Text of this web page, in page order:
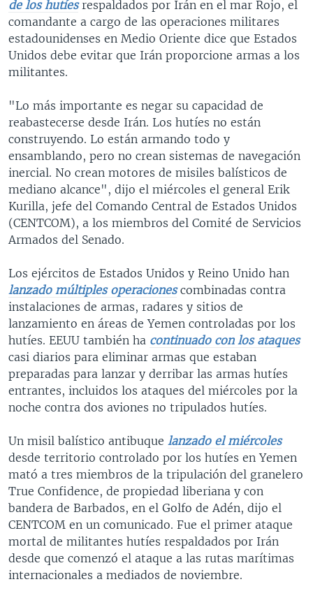
de los hutíesrespaldados por Irán en el mar Rojo, el
comandante a cargo de las operaciones militares
estadounidenses en Medio Oriente dice que Estados
Unidos debe evitar que Irán proporcione armas a los
militantes.
"Lo más importante es negar su capacidad de
reabastecerse desde Irán. Los hutíes no están
construyendo. Lo están armando todo y
ensamblando, pero no crean sistemas de navegación
inercial. No crean motores de misiles balísticos de
mediano alcance", dijo el miércoles el general Erik
Kurilla, jefe del Comando Central de Estados Unidos
(CENTCOM), a los miembros del Comité de Servicios
Armados del Senado.
Los ejércitos de Estados Unidos y Reino Unido han
lanzado múltiples operacionescombinadas contra
instalaciones de armas, radares y sitios de
lanzamiento en áreas de Yemen controladas por los
hutíes. EEUU también ha continuado con los ataques
casi diarios para eliminar armas que estaban
preparadas para lanzar y derribar las armas hutíes
entrantes, incluidos los ataques del miércoles por la
noche contra dos aviones no tripulados hutíes.
Un misil balístico antibuque lanzado el miércoles
desde territorio controlado por los hutíes en Yemen
mató a tres miembros de la tripulación del granelero
True Confidence, de propiedad liberiana y con
bandera de Barbados, en el Golfo de Adén, dijo el
CENTCOM en un comunicado. Fue el primer ataque
mortal de militantes hutíes respaldados por Irán
desde que comenzó el ataque a las rutas marítimas
internacionales a mediados de noviembre.